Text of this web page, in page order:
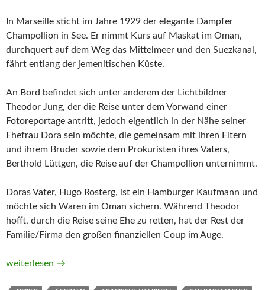
In Marseille sticht im Jahre 1929 der elegante Dampfer
Champollion in See. Er nimmt Kurs auf Maskat im Oman,
durchquert auf dem Weg das Mittelmeer und den Suezkanal,
fährt entlang der jemenitischen Küste.
An Bord befindet sich unter anderem der Lichtbildner
Theodor Jung, der die Reise unter dem Vorwand einer
Fotoreportage antritt, jedoch eigentlich in der Nähe seiner
Ehefrau Dora sein möchte, die gemeinsam mit ihren Eltern
und ihrem Bruder sowie dem Prokuristen ihres Vaters,
Berthold Lüttgen, die Reise auf der Champollion unternimmt.
Doras Vater, Hugo Rosterg, ist ein Hamburger Kaufmann und
möchte sich Waren im Oman sichern. Während Theodor
hofft, durch die Reise seine Ehe zu retten, hat der Rest der
Familie/Firma den großen finanziellen Coup im Auge.
Die Passage nach Maskat. Kriminalroman von Cay
weiterlesen →